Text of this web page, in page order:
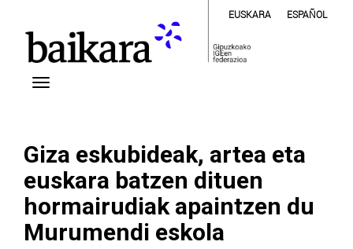
EUSKARA ESPAÑOL
Giza eskubideak, artea eta
euskara batzen dituen
hormairudiak apaintzen du
Murumendi eskola